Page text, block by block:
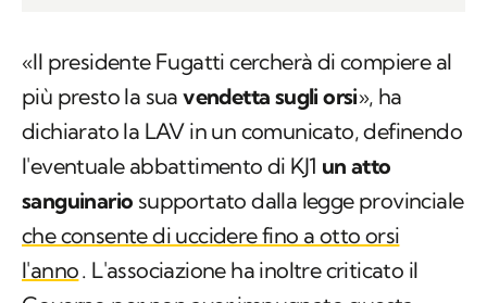
«Il presidente Fugatti cercherà di compiere al
più presto la suavendetta sugli orsi», ha
dichiarato la LAV in un comunicato, definendo
l'eventuale abbattimento di KJ1 un atto
sanguinario supportato dalla legge provinciale
che consente di uccidere fino a otto orsi
l'anno. L'associazione ha inoltre criticato il